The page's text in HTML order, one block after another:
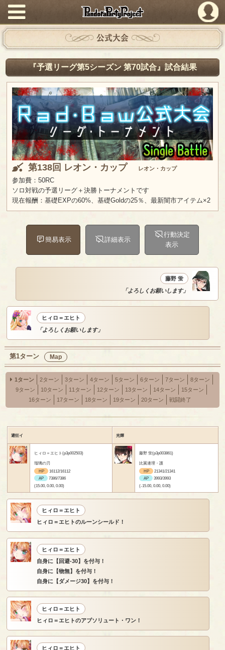
PandoraPartyProject
公式大会
『予選リーグ第5シーズン 第70試合』試合結果
第138回 レオン・カップ レオン・カップ
参加費：50RC
ソロ対戦の予選リーグ＋決勝トーナメントです
現在報酬：基礎EXPの60%、基礎Goldの25％、最新闇市アイテム×2
簡易表示 詳細表示
行動決定
表示
藤野 蛍
「よろしくお願いします」
ヒィロ＝エヒト
「よろしくお願いします」
第1ターン Map
1ターン 2ターン 3ターン 4ターン 5ターン 6ターン 7ターン
8ターン
9ターン
10ターン 11ターン 12ターン 13ターン 14ターン
15ターン
16ターン
17ターン 18ターン 19ターン 20ターン 戦闘終了
避狂イ 光輝
ヒィロ＝エヒト(p3p002503)
瑠璃の刃
HP
16112/16112
AP
7386/7386
(15.00, 0.00, 0.00)
藤野 蛍(p3p003861)
比翼連理・護
HP
21341/21341
AP
3993/3993
(-15.00, 0.00, 0.00)
ヒィロ＝エヒト
ヒィロ＝エヒトのルーンシールド！
ヒィロ＝エヒト
自身に【回避-30】を付与！
自身に【物無】を付与！
自身に【ダメージ30】を付与！
ヒィロ＝エヒト
ヒィロ＝エヒトのアブソリュート・ワン！
ヒィロ＝エヒト